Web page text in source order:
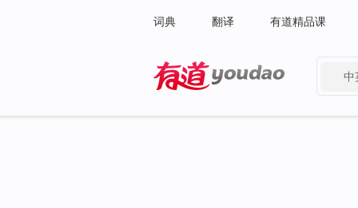
词典 翻译 有道精品课
中